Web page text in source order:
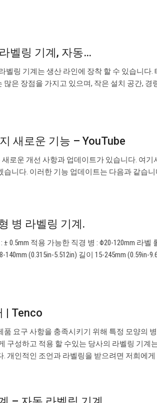
벨링 기계, 자동…
벨링 기계는 생산 라인에 장착 할 수 있습니다.
은 장점을 가지고 있으며, 작은 설치 공간, 경
새로운 기능 – YouTube
로운 개선 사항과 업데이트가 있습니다. 여기
습니다. 이러한 기능 업데이트는 다음과 같습니
병 라벨링 기계.
0.5mm 적용 가능한 직경 병 : Φ20-120mm 라벨
(0.315in-5.512in) 길이 15-245mm (0.59in-
| Tenco
품 요구 사항을 충족시키기 위해 특정 모양의
구성하고 적용 할 수있는 당사의 라벨링 기계
. 개인적인 조언과 라벨링을 받으려면 저희에